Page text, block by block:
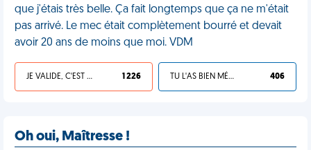
que j'étais très belle. Ça fait longtemps que ça ne m'était
pas arrivé. Le mec était complètement bourré et devait
avoir 20 ans de moins que moi. VDM
JE VALIDE, C'EST UNE VDM 1 226 TU L'AS BIEN MÉRITÉ 406
Oh oui, Maîtresse !